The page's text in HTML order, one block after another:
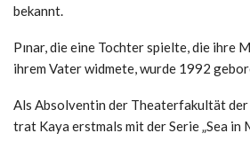
bekannt.
Pınar, die eine Tochter spielte, die ihre
ihrem Vater widmete, wurde 1992
Als Absolventin der Theaterfakultät
trat Kaya erstmals mit der Serie „Sea in